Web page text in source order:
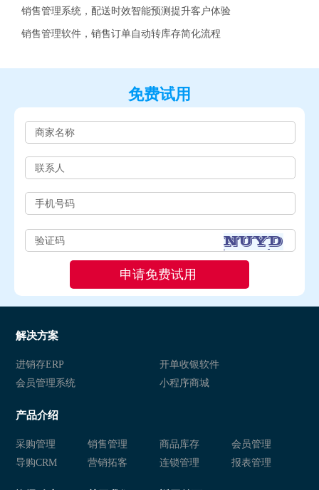
销售管理系统，配送时效智能预测提升客户体验
销售管理软件，销售订单自动转库存简化流程
免费试用
解决方案
进销存ERP
开单收银软件
会员管理系统
小程序商城
产品介绍
采购管理 销售管理 商品库存
会员管理
导购CRM
营销拓客 连锁管理 报表管理